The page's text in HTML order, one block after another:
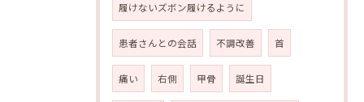
履けないズボン履けるように
患者さんとの会話 不調改善 首
痛い 右側 甲骨 誕生日